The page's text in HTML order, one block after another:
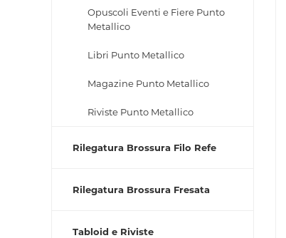
Opuscoli Eventi e Fiere Punto
Metallico
Libri Punto Metallico
Magazine Punto Metallico
Riviste Punto Metallico
Rilegatura Brossura Filo Refe
Rilegatura Brossura Fresata
Tabloid e Riviste